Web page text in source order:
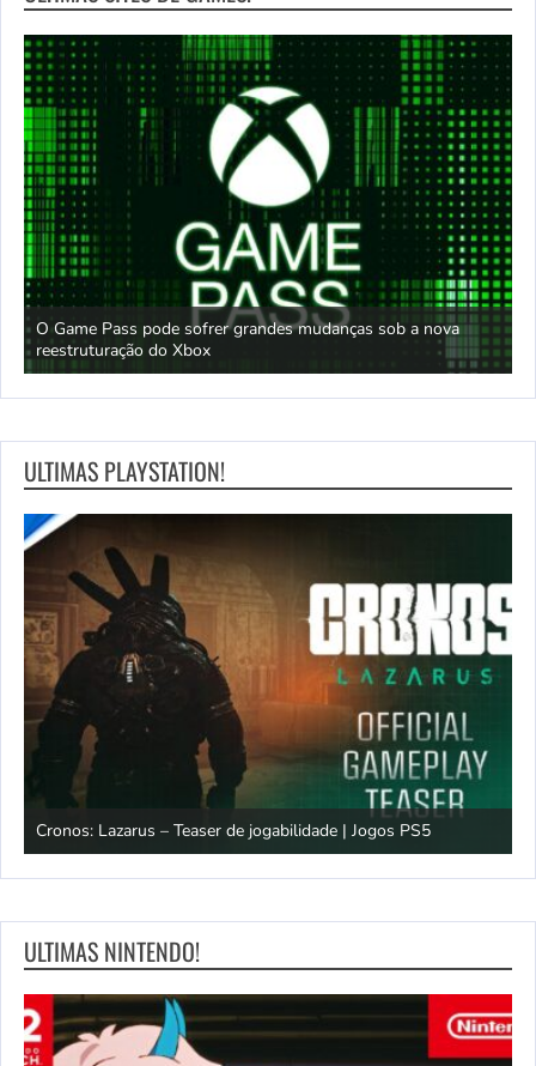
O Game Pass pode sofrer grandes mudanças sob a nova
reestruturação do Xbox
ULTIMAS PLAYSTATION!
Cronos: Lazarus – Teaser de jogabilidade | Jogos PS5
ULTIMAS NINTENDO!